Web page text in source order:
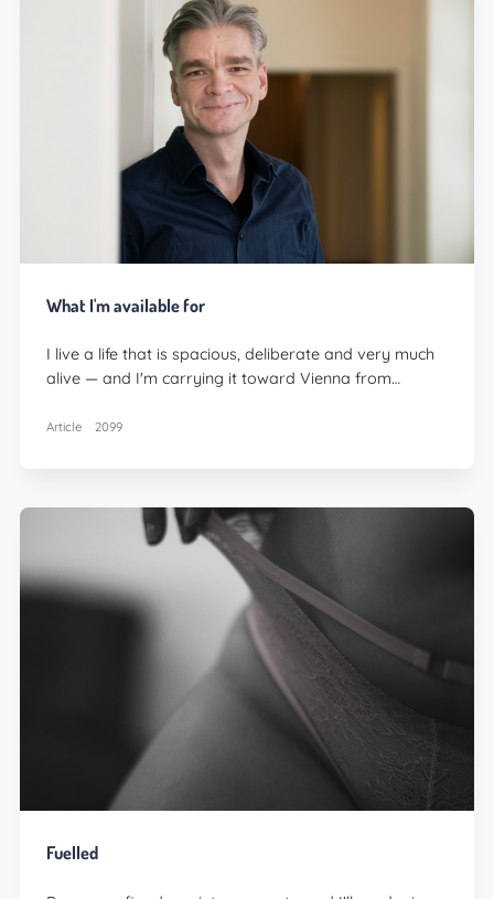
What I'm available for
I live a life that is spacious, deliberate and very much
alive — and I'm carrying it toward Vienna from…
Article 2099
Fuelled